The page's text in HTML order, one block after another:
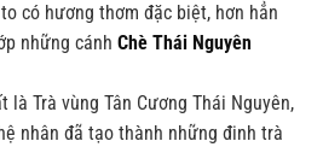
có hương thơm đặc biệt, hơn hẳn
những cánh Chè Thái Nguyên
Trà vùng Tân Cương Thái Nguyên,
nhân đã tạo thành những đinh trà